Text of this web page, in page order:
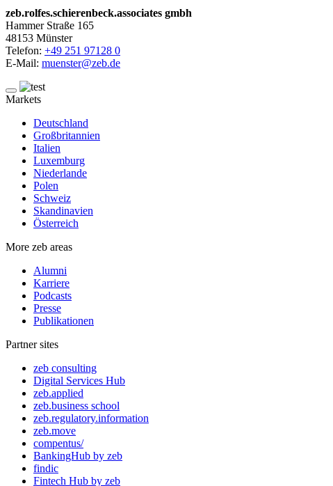
zeb.rolfes.schierenbeck.associates gmbh
Hammer Straße 165
48153 Münster
Telefon: +49 251 97128 0
E-Mail: muenster@zeb.de
Markets
Deutschland
Großbritannien
Italien
Luxemburg
Niederlande
Polen
Schweiz
Skandinavien
Österreich
More zeb areas
Alumni
Karriere
Podcasts
Presse
Publikationen
Partner sites
zeb consulting
Digital Services Hub
zeb.applied
zeb.business school
zeb.regulatory.information
zeb.move
compentus/
BankingHub by zeb
findic
Fintech Hub by zeb